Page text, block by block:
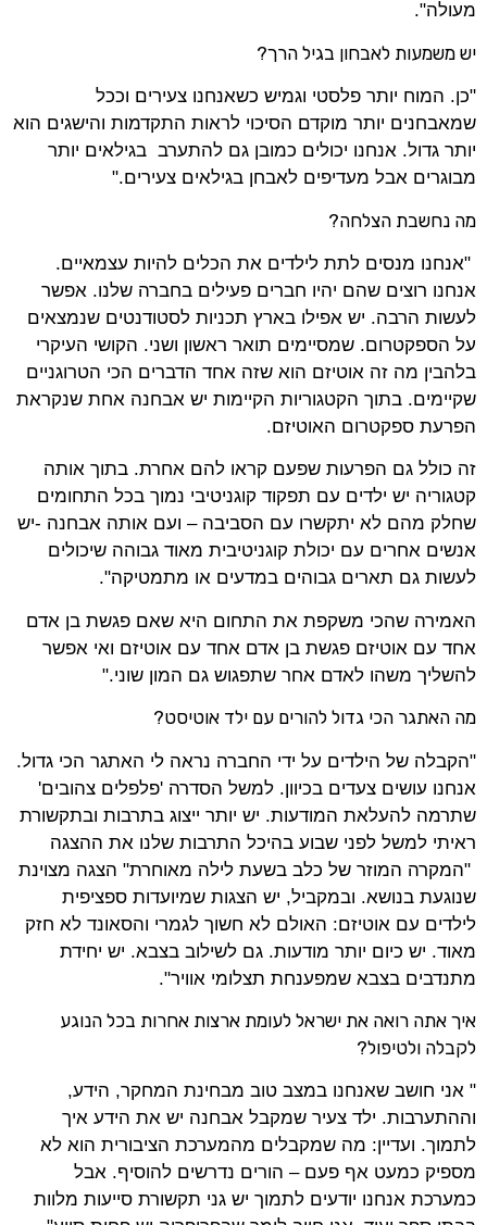
מעולה".
יש משמעות לאבחון בגיל הרך?
"כן. המוח יותר פלסטי וגמיש כשאנחנו צעירים וככל
שמאבחנים יותר מוקדם הסיכוי לראות התקדמות והישגים הוא
יותר גדול. אנחנו יכולים כמובן גם להתערב בגילאים יותר
מבוגרים אבל מעדיפים לאבחן בגילאים צעירים."
מה נחשבת הצלחה?
"אנחנו מנסים לתת לילדים את הכלים להיות עצמאיים.
אנחנו רוצים שהם יהיו חברים פעילים בחברה שלנו. אפשר
לעשות הרבה. יש אפילו בארץ תכניות לסטודנטים שנמצאים
על הספקטרום. שמסיימים תואר ראשון ושני. הקושי העיקרי
בלהבין מה זה אוטיזם הוא שזה אחד הדברים הכי הטרוגניים
שקיימים. בתוך הקטגוריות הקיימות יש אבחנה אחת שנקראת
הפרעת ספקטרום האוטיזם.
זה כולל גם הפרעות שפעם קראו להם אחרת. בתוך אותה
קטגוריה יש ילדים עם תפקוד קוגניטיבי נמוך בכל התחומים
שחלק מהם לא יתקשרו עם הסביבה – ועם אותה אבחנה -יש
אנשים אחרים עם יכולת קוגניטיבית מאוד גבוהה שיכולים
לעשות גם תארים גבוהים במדעים או מתמטיקה".
האמירה שהכי משקפת את התחום היא שאם פגשת בן אדם
אחד עם אוטיזם פגשת בן אדם אחד עם אוטיזם ואי אפשר
להשליך משהו לאדם אחר שתפגוש גם המון שוני."
מה האתגר הכי גדול להורים עם ילד אוטיסט?
"הקבלה של הילדים על ידי החברה נראה לי האתגר הכי גדול.
אנחנו עושים צעדים בכיוון. למשל הסדרה 'פלפלים צהובים'
שתרמה להעלאת המודעות. יש יותר ייצוג בתרבות ובתקשורת
ראיתי למשל לפני שבוע בהיכל התרבות שלנו את ההצגה
"המקרה המוזר של כלב בשעת לילה מאוחרת" הצגה מצוינת
שנוגעת בנושא. ובמקביל, יש הצגות שמיועדות ספציפית
לילדים עם אוטיזם: האולם לא חשוך לגמרי והסאונד לא חזק
מאוד. יש כיום יותר מודעות. גם לשילוב בצבא. יש יחידת
מתנדבים בצבא שמפענחת תצלומי אוויר".
איך אתה רואה את ישראל לעומת ארצות אחרות בכל הנוגע
לקבלה ולטיפול?
" אני חושב שאנחנו במצב טוב מבחינת המחקר, הידע,
וההתערבות. ילד צעיר שמקבל אבחנה יש את הידע איך
לתמוך. ועדיין: מה שמקבלים מהמערכת הציבורית הוא לא
מספיק כמעט אף פעם – הורים נדרשים להוסיף. אבל
כמערכת אנחנו יודעים לתמוך יש גני תקשורת סייעות מלוות